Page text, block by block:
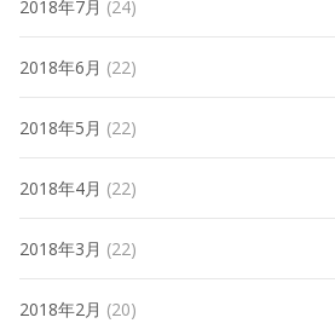
2018年7月 (24)
2018年6月 (22)
2018年5月 (22)
2018年4月 (22)
2018年3月 (22)
2018年2月 (20)